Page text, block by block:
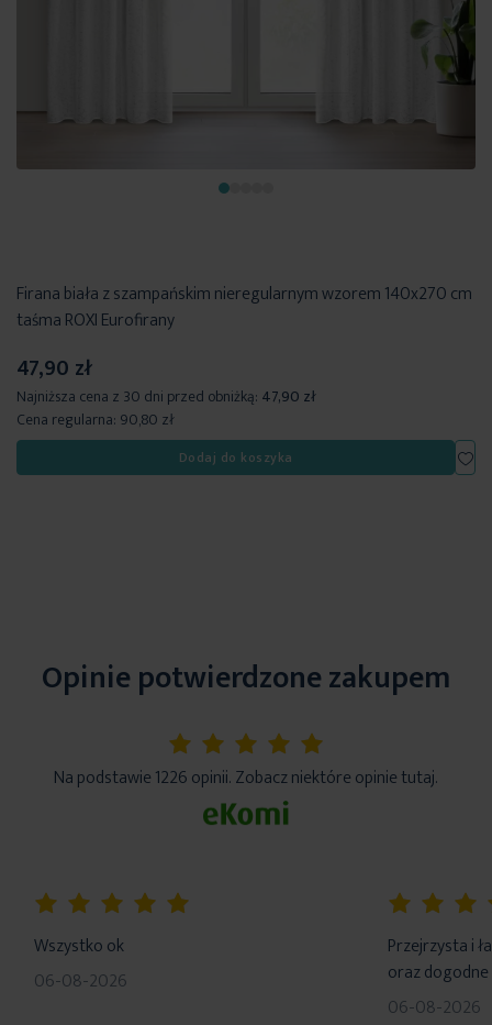
Firana biała z szampańskim nieregularnym wzorem 140x270 cm
taśma ROXI Eurofirany
47,90 zł
Najniższa cena z 30 dni przed obniżką: 47,90 zł
Cena regularna: 90,80 zł
Dodaj do koszyka
Opinie potwierdzone zakupem
5%
Na podstawie 1226 opinii. Zobacz niektóre opinie tutaj.
Wszystko ok
06-08-2026
Przejrzysta i
oraz
06-08-2026